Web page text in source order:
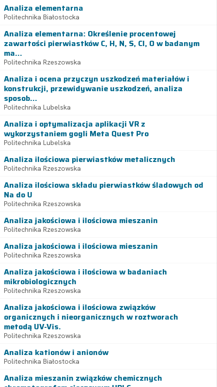
Analiza elementarna
Politechnika Białostocka
Analiza elementarna: Określenie procentowej
zawartości pierwiastków C, H, N, S, Cl, O w badanym
ma...
Politechnika Rzeszowska
Analiza i ocena przyczyn uszkodzeń materiałów i
konstrukcji, przewidywanie uszkodzeń, analiza
sposob...
Politechnika Lubelska
Analiza i optymalizacja aplikacji VR z
wykorzystaniem gogli Meta Quest Pro
Politechnika Lubelska
Analiza ilościowa pierwiastków metalicznych
Politechnika Rzeszowska
Analiza ilościowa składu pierwiastków śladowych od
Na do U
Politechnika Rzeszowska
Analiza jakościowa i ilościowa mieszanin
Politechnika Rzeszowska
Analiza jakościowa i ilościowa mieszanin
Politechnika Rzeszowska
Analiza jakościowa i ilościowa w badaniach
mikrobiologicznych
Politechnika Rzeszowska
Analiza jakościowa i ilościowa związków
organicznych i nieorganicznych w roztworach
metodą UV-Vis.
Politechnika Rzeszowska
Analiza kationów i anionów
Politechnika Białostocka
Analiza mieszanin związków chemicznych